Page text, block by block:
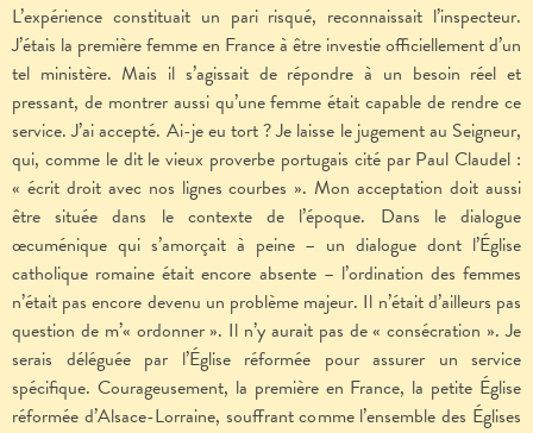
L’expérience constituait un pari risqué, reconnaissait l’inspecteur.
J’étais la première femme en France à être investie officiellement d’un
tel ministère. Mais il s’agissait de répondre à un besoin réel et
pressant, de montrer aussi qu’une femme était capable de rendre ce
service. J’ai accepté. Ai-je eu tort ? Je laisse le jugement au Seigneur,
qui, comme le dit le vieux proverbe portugais cité par Paul Claudel :
« écrit droit avec nos lignes courbes ». Mon acceptation doit aussi
être située dans le contexte de l’époque. Dans le dialogue
œcuménique qui s’amorçait à peine – un dialogue dont l’Église
catholique romaine était encore absente – l’ordination des femmes
n’était pas encore devenu un problème majeur. Il n’était d’ailleurs pas
question de m’« ordonner ». Il n’y aurait pas de « consécration ». Je
serais déléguée par l’Église réformée pour assurer un service
spécifique. Courageusement, la première en France, la petite Église
réformée d’Alsace-Lorraine, souffrant comme l’ensemble des Églises